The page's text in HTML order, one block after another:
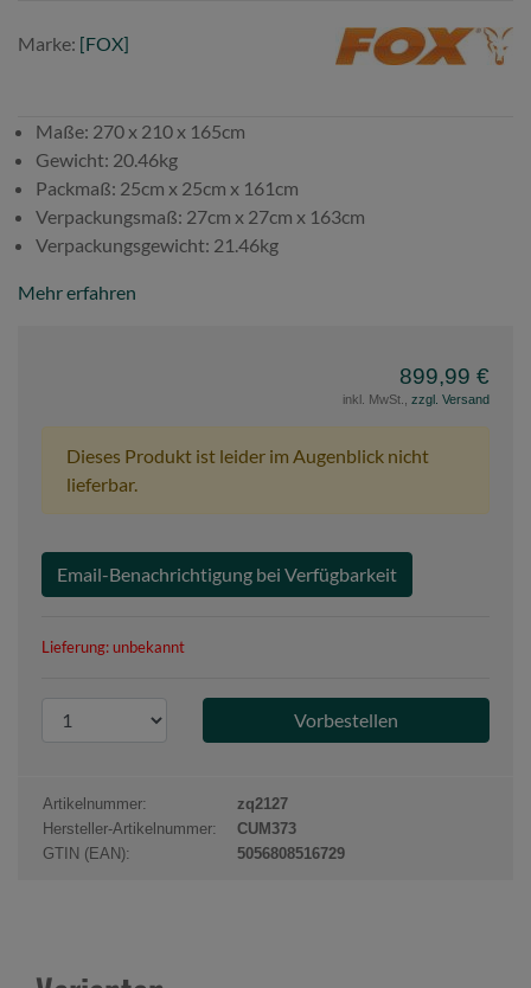
Marke: [FOX]
FOX
Maße: 270 x 210 x 165cm
Gewicht: 20.46kg
Packmaß: 25cm x 25cm x 161cm
Verpackungsmaß: 27cm x 27cm x 163cm
Verpackungsgewicht: 21.46kg
Mehr erfahren
899,99 €
inkl. MwSt., zzgl. Versand
Dieses Produkt ist leider im Augenblick nicht
lieferbar.
Email-Benachrichtigung bei Verfügbarkeit
Lieferung: unbekannt
r
d
u
k
Artikelnummer:
zq2127
Hersteller-Artikelnummer:
CUM373
GTIN (EAN):
5056808516729